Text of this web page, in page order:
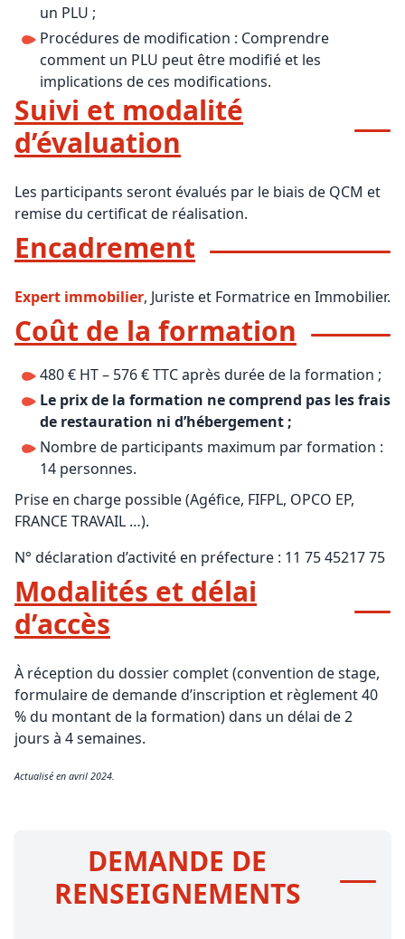
un PLU ;
Procédures de modification : Comprendre
comment un PLU peut être modifié et les
implications de ces modifications.
Suivi et modalité
d’évaluation
Les participants seront évalués par le biais de QCM et
remise du certificat de réalisation.
Encadrement
Expert immobilier, Juriste et Formatrice en Immobilier.
Coût de la formation
480 € HT – 576 € TTC après durée de la formation ;
Le prix de la formation ne comprend pas les frais
de restauration ni d’hébergement ;
Nombre de participants maximum par formation :
14 personnes.
Prise en charge possible (Agéfice, FIFPL, OPCO EP,
FRANCE TRAVAIL …).
N° déclaration d’activité en préfecture : 11 75 45217 75
Modalités et délai
d’accès
À réception du dossier complet (convention de stage,
formulaire de demande d’inscription et règlement 40
% du montant de la formation) dans un délai de 2
jours à 4 semaines.
Actualisé en avril 2024.
DEMANDE DE
RENSEIGNEMENTS